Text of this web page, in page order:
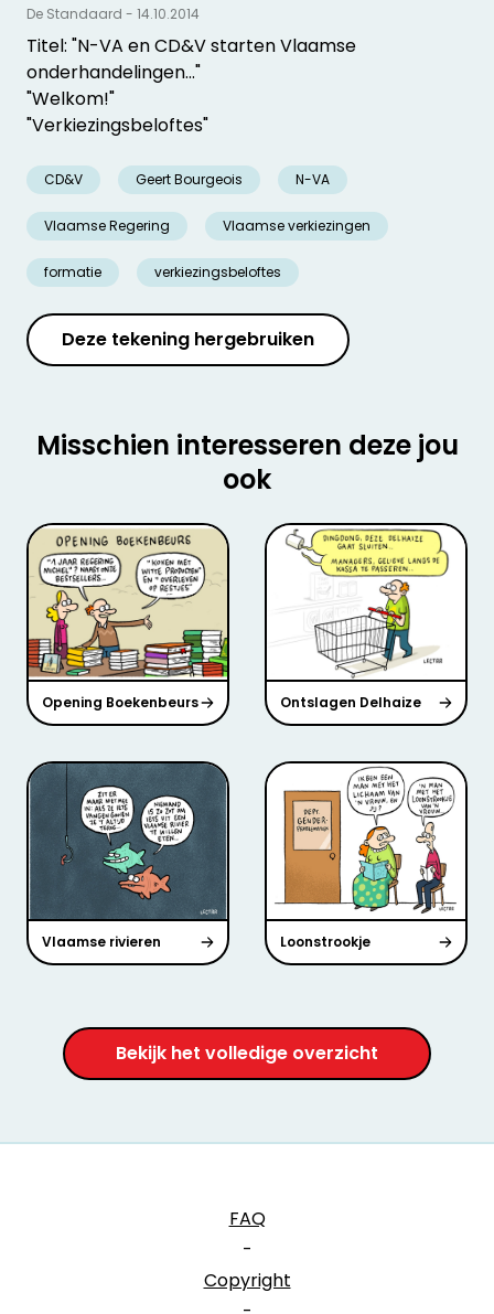
Titel: "N-VA en CD&V starten Vlaamse
onderhandelingen..."
"Welkom!"
"Verkiezingsbeloftes"
CD&V Geert Bourgeois N-VA
Vlaamse Regering Vlaamse verkiezingen
formatie verkiezingsbeloftes
De Standaard - 14.10.2014
Deze tekening hergebruiken
Misschien interesseren deze jou
ook
Opening Boekenbeurs Ontslagen Delhaize
Vlaamse rivieren Loonstrookje
Bekijk het volledige overzicht
FAQ
-
Copyright